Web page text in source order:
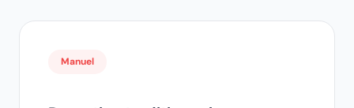
Manuel